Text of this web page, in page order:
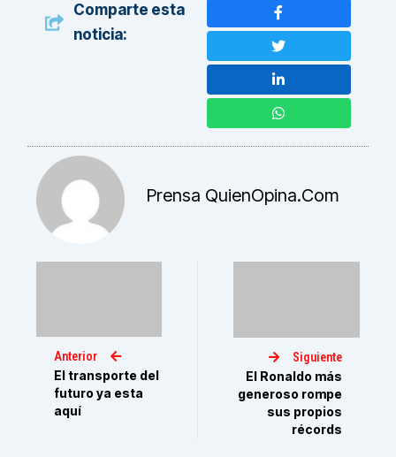
Comparte esta
noticia:
Prensa QuienOpina.com
Anterior
El transporte del
futuro ya esta
aquí
Siguiente
El Ronaldo más
generoso rompe
sus propios
récords